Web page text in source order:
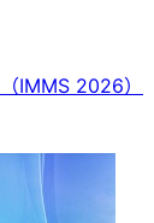
（IMMS 2026）